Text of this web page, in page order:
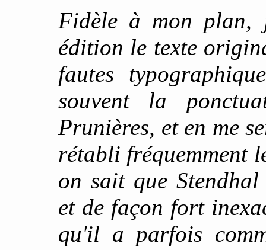
Fidèle à mon plan,
édition le texte
fautes
souvent la
Prunières, et en me
rétabli fréquemment
on sait que
et de façon fort
qu'il a parfois